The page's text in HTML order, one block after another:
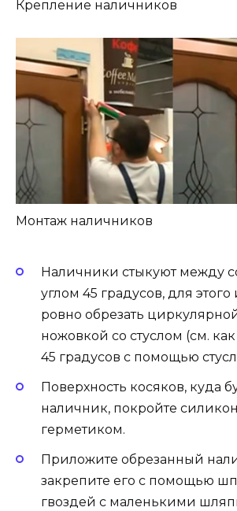
Крепление наличников
Монтаж наличников
Наличники стыкуют между
углом 45 градусов, для
ровно обрезать
ножовкой со стуслом (см. как
45 градусов с помощью
Поверхность косяков, куда
наличник, покройте
герметиком.
Приложите обрезанный
закрепите его с помощью
гвоздей с маленькими